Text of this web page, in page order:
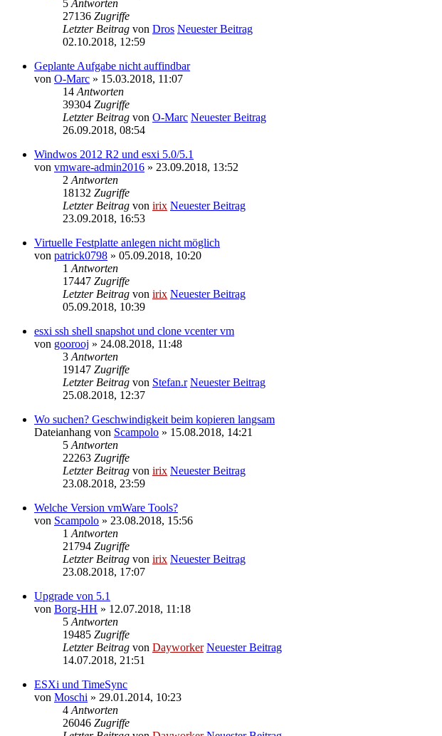
5 Antworten
27136 Zugriffe
Letzter Beitrag von Dros Neuester Beitrag
02.10.2018, 12:59
Geplante Aufgabe nicht auffindbar
von O-Marc » 15.03.2018, 11:07
14 Antworten
39304 Zugriffe
Letzter Beitrag von O-Marc Neuester Beitrag
26.09.2018, 08:54
Windwos 2012 R2 und esxi 5.0/5.1
von vmware-admin2016 » 23.09.2018, 13:52
2 Antworten
18132 Zugriffe
Letzter Beitrag von irix Neuester Beitrag
23.09.2018, 16:53
Virtuelle Festplatte anlegen nicht möglich
von patrick0798 » 05.09.2018, 10:20
1 Antworten
17447 Zugriffe
Letzter Beitrag von irix Neuester Beitrag
05.09.2018, 10:39
esxi ssh shell snapshot und clone vcenter vm
von goorooj » 24.08.2018, 11:48
3 Antworten
19147 Zugriffe
Letzter Beitrag von Stefan.r Neuester Beitrag
25.08.2018, 12:37
Wo suchen? Geschwindigkeit beim kopieren langsam
Dateianhang von Scampolo » 15.08.2018, 14:21
5 Antworten
22263 Zugriffe
Letzter Beitrag von irix Neuester Beitrag
23.08.2018, 23:59
Welche Version vmWare Tools?
von Scampolo » 23.08.2018, 15:56
1 Antworten
21794 Zugriffe
Letzter Beitrag von irix Neuester Beitrag
23.08.2018, 17:07
Upgrade von 5.1
von Borg-HH » 12.07.2018, 11:18
5 Antworten
19485 Zugriffe
Letzter Beitrag von Dayworker Neuester Beitrag
14.07.2018, 21:51
ESXi und TimeSync
von Moschi » 29.01.2014, 10:23
4 Antworten
26046 Zugriffe